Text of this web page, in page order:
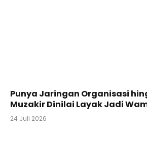
Punya Jaringan Organisasi
Muzakir Dinilai Layak Jadi
24 Juli 2026